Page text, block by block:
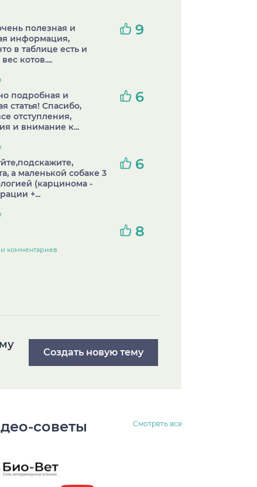
полезная и
информация,
в таблице есть и
котов....
9
подробная и
статья! Спасибо,
отступления,
и внимание к...
6
а маленькой собаке 3
(карцинома -
+...
6
и комментариев
8
Создать новую тему
советы Смотреть все